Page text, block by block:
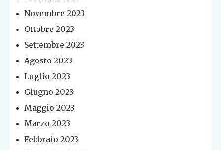
Novembre 2023
Ottobre 2023
Settembre 2023
Agosto 2023
Luglio 2023
Giugno 2023
Maggio 2023
Marzo 2023
Febbraio 2023